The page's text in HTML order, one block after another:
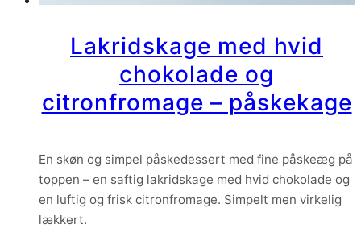
Lakridskage med hvid
chokolade og
citronfromage – påskekage
En skøn og simpel påskedessert med fine påskeæg på
toppen – en saftig lakridskage med hvid chokolade og
en luftig og frisk citronfromage. Simpelt men virkelig
lækkert.